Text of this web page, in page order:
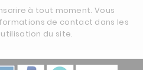
à tout moment. Vous
de contact dans les
du site.